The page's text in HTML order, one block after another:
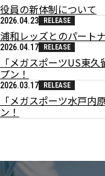
役員の新体制について
2026.04.23 RELEASE
浦和レッズとのパート
2026.04.17 RELEASE
「メガスポーツUS東
プン！
2026.03.17 RELEASE
「メガスポーツ水戸
ン！